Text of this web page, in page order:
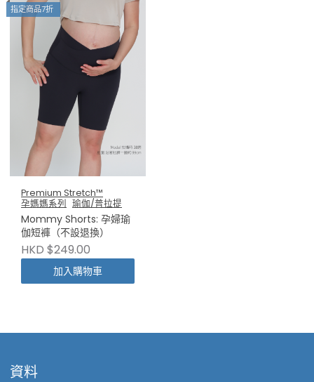
指定商品7折
Premium Stretch™
孕媽媽系列 瑜伽/普拉提
Mommy Shorts: 孕婦瑜
伽短褲（不設退換）
HKD $249.00
加入購物車
資料